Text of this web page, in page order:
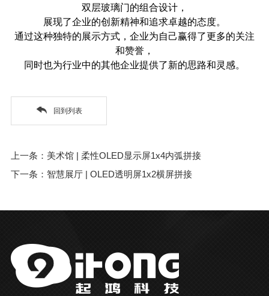
双层玻璃门的组合设计，
展现了企业的创新精神和追求卓越的态度。
通过这种独特的展示方式，企业为自己赢得了更多的关注
和赞誉，
同时也为行业中的其他企业提供了新的思路和灵感。
回到列表
上一条：美术馆 | 柔性OLED显示屏1x4内弧拼接
下一条：智慧展厅 | OLED透明屏1x2横屏拼接